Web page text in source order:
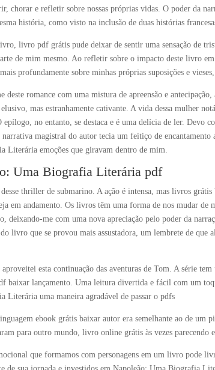
chorar e refletir sobre nossas próprias vidas. O poder da
história, como visto na inclusão de duas histórias
livro pdf grátis pude deixar de sentir uma sensação de
de mim mesmo. Ao refletir sobre o impacto deste livro
profundamente sobre minhas próprias suposições e
deste romance com uma mistura de apreensão e
mas estranhamente cativante. A vida dessa mulher
epílogo, no entanto, se destaca e é uma delícia de ler. Devo
narrativa magistral do autor tecia um feitiço de
Literária emoções que giravam dentro de mim.
Uma Biografia Literária pdf
thriller de submarino. A ação é intensa, mas livros
em andamento. Os livros têm uma forma de nos mudar
deixando-me com uma nova apreciação pelo poder da
livro que se provou mais assustadora, um lembrete de que
esta continuação das aventuras de Tom. A série
baixar lançamento. Uma leitura divertida e fácil com um
Literária uma maneira agradável de passar o pdfs
ebook grátis baixar autor era semelhante ao de um
para outro mundo, livro online grátis às vezes
que formamos com personagens em um livro pode